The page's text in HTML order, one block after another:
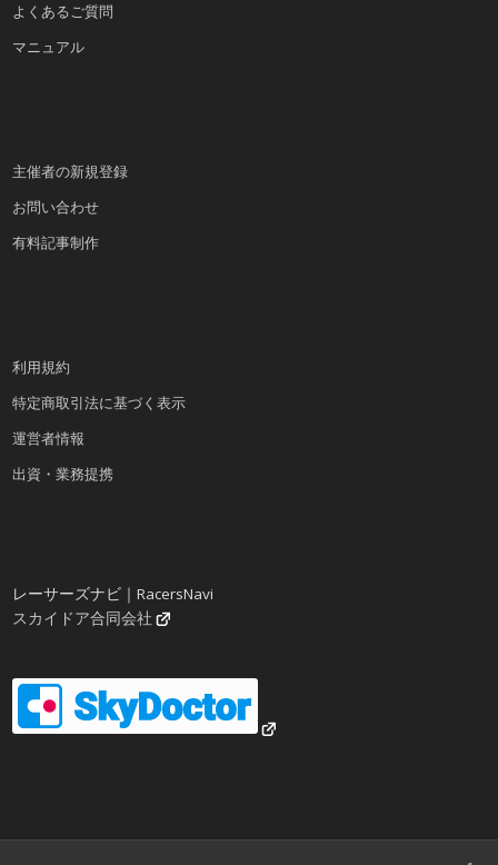
よくあるご質問
マニュアル
主催者の新規登録
お問い合わせ
有料記事制作
利用規約
特定商取引法に基づく表示
運営者情報
出資・業務提携
レーサーズナビ｜RacersNavi
スカイドア合同会社